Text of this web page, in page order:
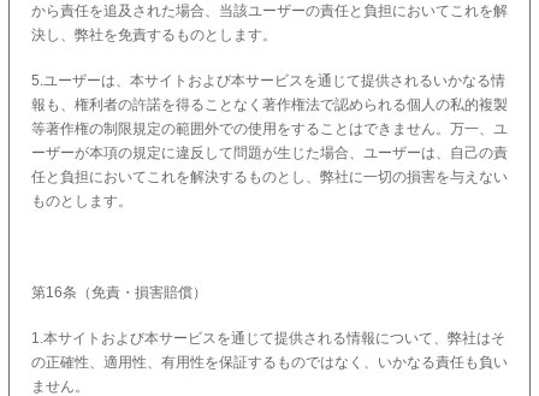
から責任を追及された場合、当該ユーザーの責任と負担においてこれを解
決し、弊社を免責するものとします。
5.ユーザーは、本サイトおよび本サービスを通じて提供されるいかなる情
報も、権利者の許諾を得ることなく著作権法で認められる個人の私的複製
等著作権の制限規定の範囲外での使用をすることはできません。万一、ユ
ーザーが本項の規定に違反して問題が生じた場合、ユーザーは、自己の責
任と負担においてこれを解決するものとし、弊社に一切の損害を与えない
ものとします。
第16条（免責・損害賠償）
1.本サイトおよび本サービスを通じて提供される情報について、弊社はそ
の正確性、適用性、有用性を保証するものではなく、いかなる責任も負い
ません。